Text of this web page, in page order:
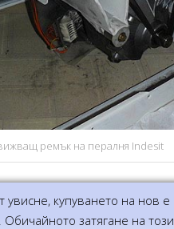
ремък на пералня Indesit
увисне, купуването на нов е
затягане на този